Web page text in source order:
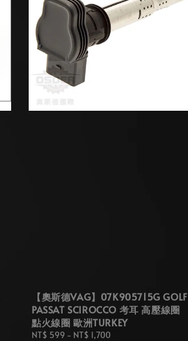
【奧斯德VAG】07K905715G GOLF
PASSAT SCIROCCO 考耳 高壓線圈
點火線圈 歐洲TURKEY
Regular
NT$ 599 - NT$ 1,700